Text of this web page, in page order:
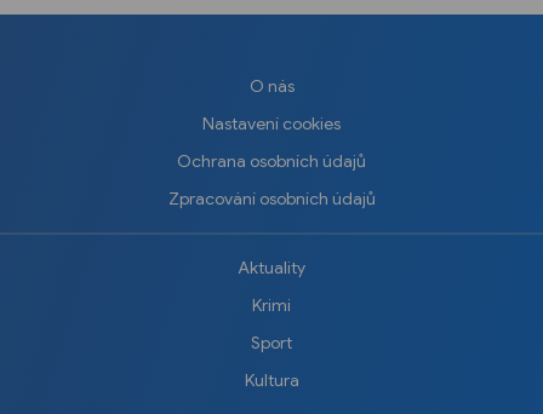
O nás
Nastavení cookies
Ochrana osobních údajů
Zpracování osobních údajů
Aktuality
Krimi
Sport
Kultura